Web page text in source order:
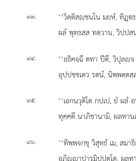
๙๓. ‘‘วิตฺติสฺชนโน มยฺหํ, ทิฏฺ
ผลํ พุทฺธสฺส ทตฺวาน, วิปฺปส
๙๔.
‘‘อธิคจฺฉึ ตทา ปีตึ, วิปุลฺ
อุปฺปชฺชเตว รตนํ, นิพฺพตฺต
๙๕.
‘‘เอกนวุติโต กปฺเป, ยํ ผลํ
ทุคฺคตึ นาภิชานามิ, ผลทา
๙๖.
‘‘ทิพฺพจกฺขุ วิสุทฺธํ เม, สมา
อภิฺาปารมิปฺปตฺโต, ผลท